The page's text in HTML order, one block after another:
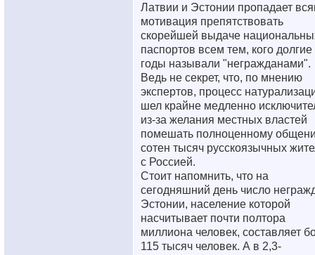
Латвии и Эстонии пропадает
мотивация препятствовать
скорейшей выдаче
паспортов всем тем, кого долгие
годы называли "негражданами".
Ведь не секрет, что, по мнению
экспертов, процесс
шел крайне медленно
из-за желания местных властей
помешать полноценному
сотен тысяч русскоязычных
с Россией.
Стоит напомнить, что на
сегодняшний день число
Эстонии, население которой
насчитывает почти полтора
миллиона человек, составляет
115 тысяч человек. А в 2,3-